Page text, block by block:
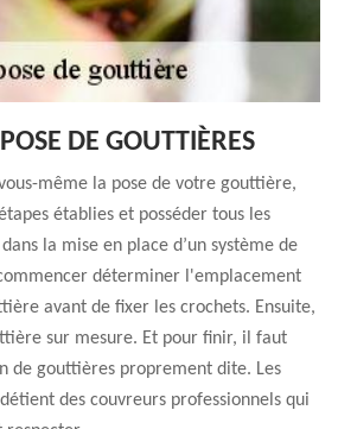
DE GOUTTIÈRES
même la pose de votre gouttière,
établies et posséder tous les
la mise en place d’un système de
déterminer l'emplacement
avant de fixer les crochets. Ensuite,
sur mesure. Et pour finir, il faut
de gouttières proprement dite. Les
des couvreurs professionnels qui